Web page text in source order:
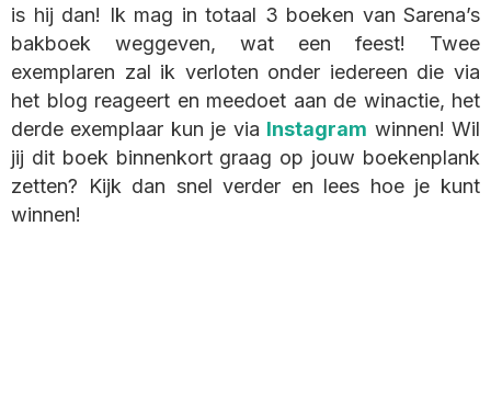
is hij dan! Ik mag in totaal 3 boeken van Sarena’s
bakboek weggeven, wat een feest! Twee
exemplaren zal ik verloten onder iedereen die via
het blog reageert en meedoet aan de winactie, het
derde exemplaar kun je via Instagram winnen! Wil
jij dit boek binnenkort graag op jouw boekenplank
zetten? Kijk dan snel verder en lees hoe je kunt
winnen!